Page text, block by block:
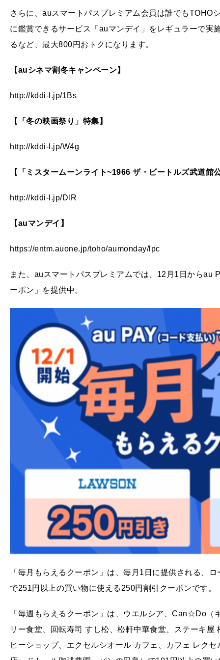
さらに、auスマートパスプレミアム会員は誰でもTOHO
に鑑賞できるサービス「auマンデイ」をレギュラーで
るなど、最大800円おトクになります。
【auシネマ割冬キャンペーン】
http://kddi-l.jp/1Bs
【「冬の映画祭り」特集】
http://kddi-l.jp/W4g
【「ミスタームーンライト~1966 ザ・ビートルズ武道
http://kddi-l.jp/DlR
【auマンデイ】
https://entm.auone.jp/toho/aumonday/lpc
また、auスマートパスプレミアムでは、12月1日からau
ーポン」を提供中。
「毎月もらえるクーポン」は、毎月1日に提供される、
で251円以上の買い物に使える250円割引クーポンです。
「毎週もらえるクーポン」は、ウエルシア、Can☆Do（
リー食堂、回転寿司 すし松、松軒中華食堂、ステーキ
ヒーショップ、エクセルシオール カフェ、カフェ レク